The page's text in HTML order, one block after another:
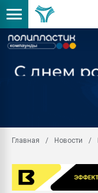
Главная Новости